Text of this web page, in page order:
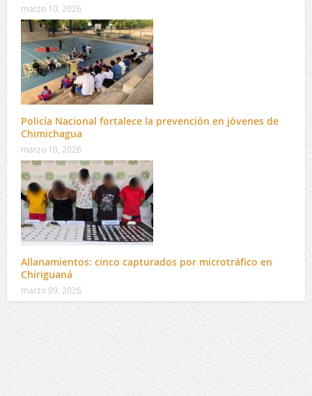
marzo 10, 2026
Policía Nacional fortalece la prevención en jóvenes de
Chimichagua
marzo 10, 2026
Allanamientos: cinco capturados por microtráfico en
Chiriguaná
marzo 09, 2026